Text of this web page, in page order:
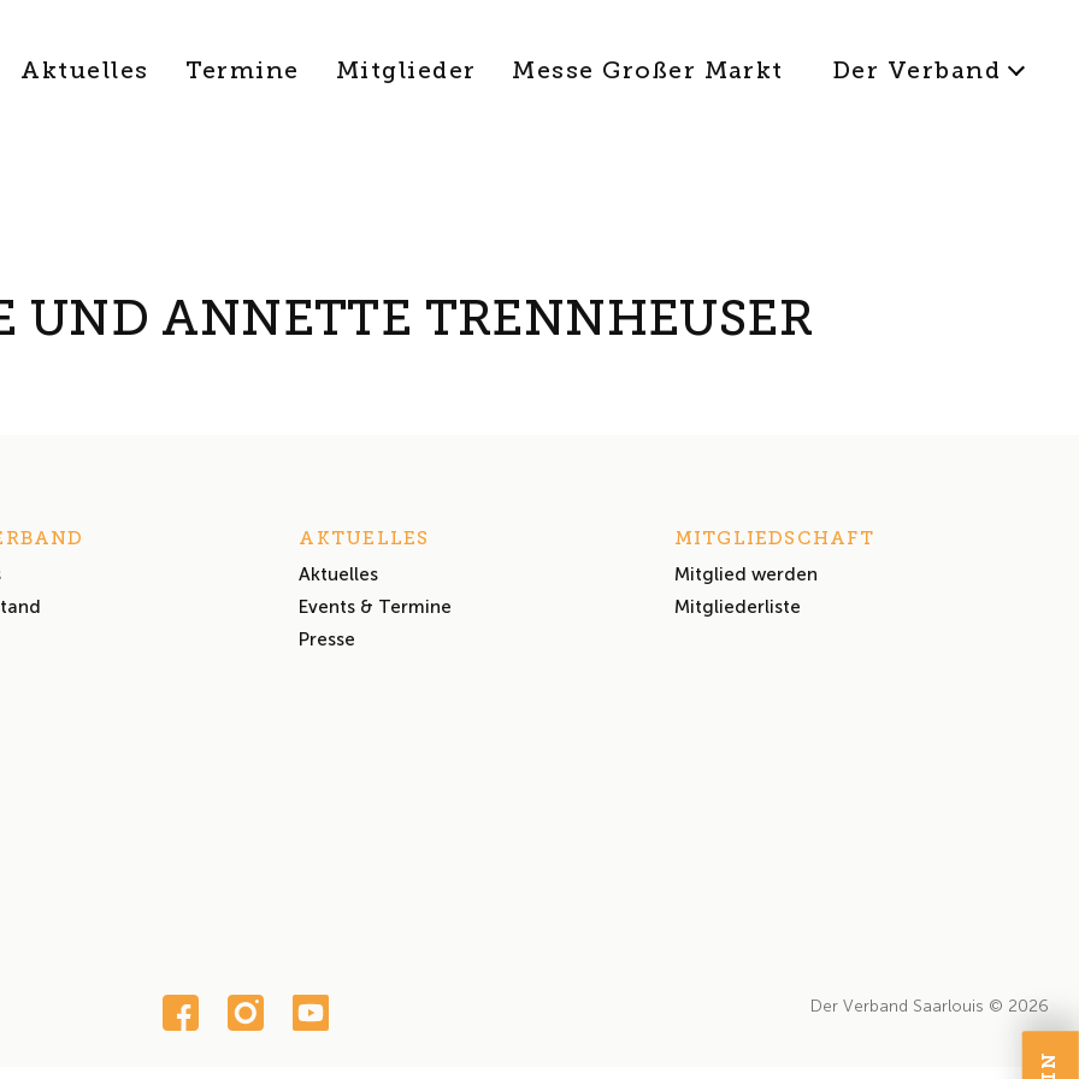
Aktuelles Termine Mitglieder Messe Großer Markt Der Verband
UND ANNETTE TRENNHEUSER
AKTUELLES
Aktuelles
Events & Termine
Presse
MITGLIEDSCHAFT
Mitglied werden
Mitgliederliste
Der Verband Saarlouis © 2026